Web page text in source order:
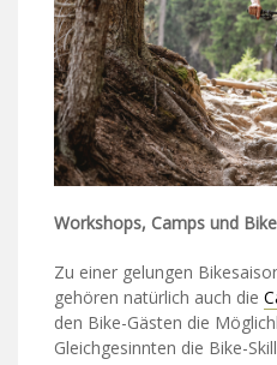
Workshops, Camps und
Zu einer gelungen
gehören natürlich auch die
den Bike-Gästen die
Gleichgesinnten die Bike-